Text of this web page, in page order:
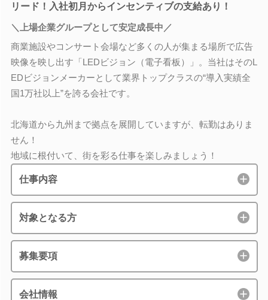
リード！入社初月からインセンティブの支給あり！
＼上場企業グループとして安定成長中／
商業施設やコンサート会場など多くの人が集まる場所で広告
映像を映し出す「LEDビジョン（電子看板）」。当社はそのL
EDビジョンメーカーとして業界トップクラスの“導入実績全
国1万社以上”を誇る会社です。
北海道から九州まで拠点を展開していますが、転勤はありま
せん！
地域に根付いて、街を彩る仕事を楽しみましょう！
仕事内容
対象となる方
募集要項
会社情報